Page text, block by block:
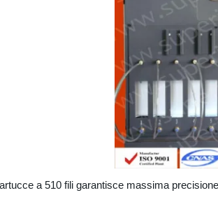
a 510 fili garantisce massima